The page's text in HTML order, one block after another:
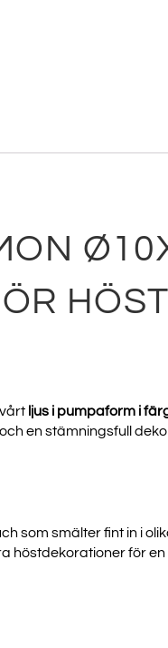
ljus i pumpaform i
en stämningsfull
som smälter fint in i
höstdekorationer för